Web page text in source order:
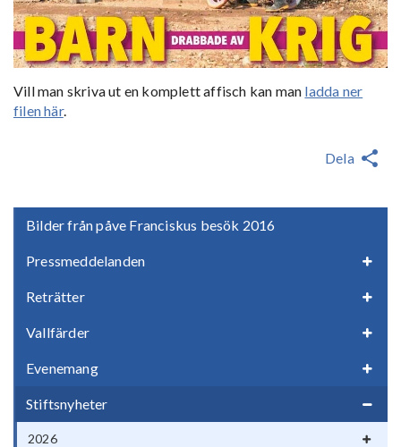
Bilder från påve Franciskus besök 2016
Pressmeddelanden
Reträtter
Vallfärder
Evenemang
Stiftsnyheter
2026
Vill man skriva ut en komplett affisch kan man ladda ner
filen här.
Dela